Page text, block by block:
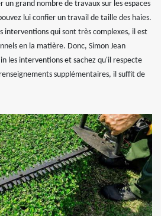
un grand nombre de travaux sur les espaces
lui confier un travail de taille des haies.
interventions qui sont très complexes, il est
en la matière. Donc, Simon Jean
les interventions et sachez qu'il respecte
supplémentaires, il suffit de